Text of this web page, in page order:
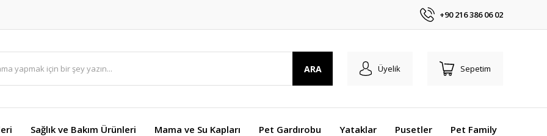
+90 216 386 06 02
ARA Üyelik Sepetim
Sağlık ve Bakım Ürünleri Mama ve Su Kapları Pet Gardırobu Yataklar Pusetler Pet Family